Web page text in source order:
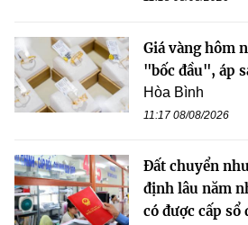
Giá vàng hôm
"bốc đầu", áp
Hòa Bình
11:17 08/08/2026
Đất chuyển
định lâu năm
có được cấp sổ